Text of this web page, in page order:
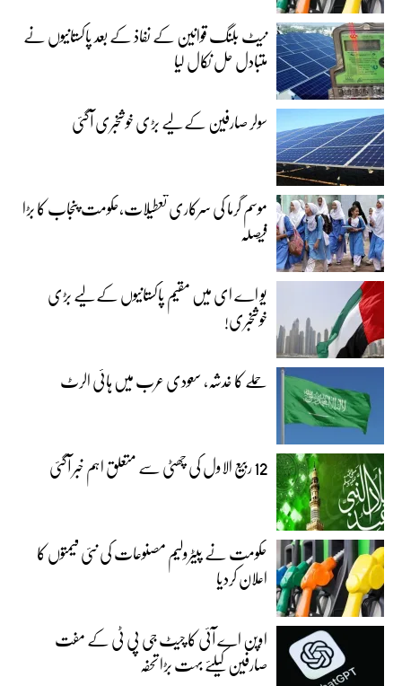
نیٹ بلنگ قوانین کے نفاذ کے بعد پاکستانیوں نے
متبادل حل نکال لیا
سولر صارفین کے لیے بڑی خوشخبری آگئی
موسم گرما کی سرکاری تعطیلات،حکومت پنجاب کا بڑا
فیصلہ
یو اے ای میں مقیم پاکستانیوں کے لیے بڑی
خوشخبری!
حملے کا خدشہ، سعودی عرب میں ہائی الرٹ
12 ربیع الاول کی چھٹی سے متعلق اہم خبر آگئی
حکومت نے پیٹرولیم مصنوعات کی نئی قیمتوں کا
اعلان کردیا
اوپن اے آئی کا چیٹ جی پی ٹی کے مفت
صارفین کیلئے بہت بڑا تحفہ